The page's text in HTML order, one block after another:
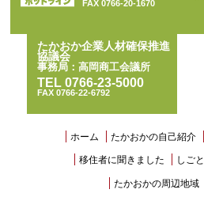
FAX 0766-20-1670
たかおか企業人材確保推進
協議会
事務局：高岡商工会議所
TEL 0766-23-5000
FAX 0766-22-6792
ホーム たかおかの自己紹介
移住者に聞きました しごと
たかおかの周辺地域